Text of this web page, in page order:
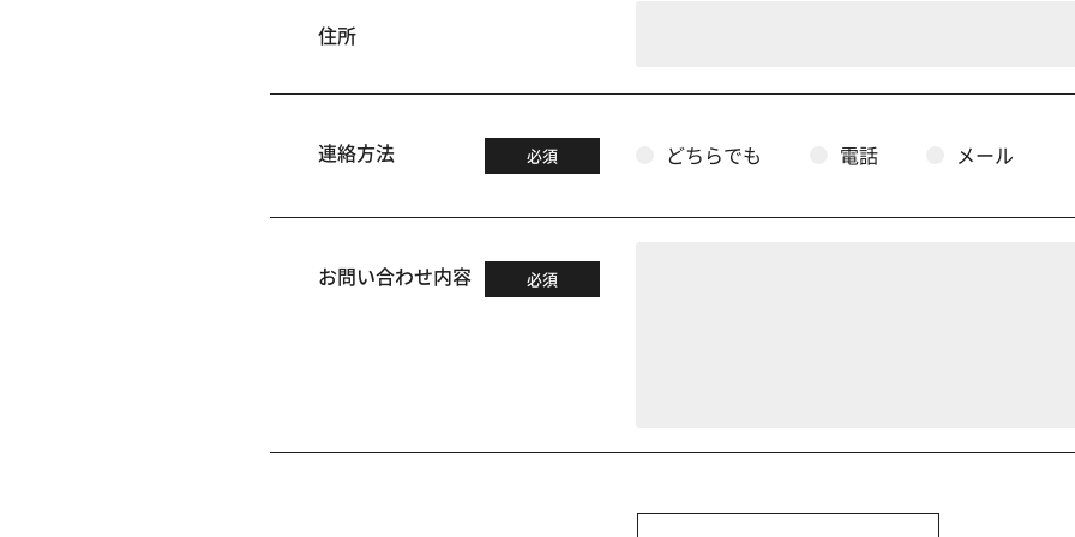
住所
連絡方法 必須 どちらでも 電話 メール
お問い合わせ内容 必須